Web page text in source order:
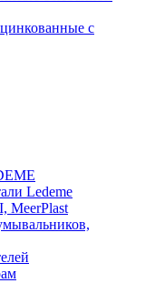
с
Ledeme
MeerPlast